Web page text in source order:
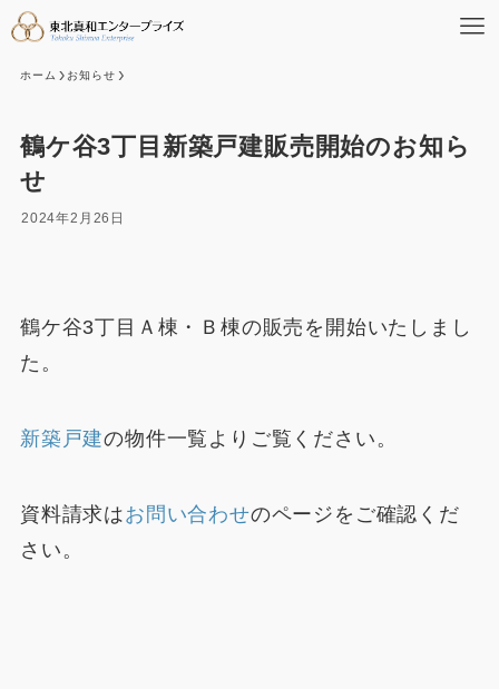
ホーム お知らせ
鶴ケ谷3丁目新築戸建販売開始のお知ら
せ
2024年2月26日
鶴ケ谷3丁目Ａ棟・Ｂ棟の販売を開始いたしまし
た。
新築戸建の物件一覧よりご覧ください。
資料請求はお問い合わせのページをご確認くだ
さい。